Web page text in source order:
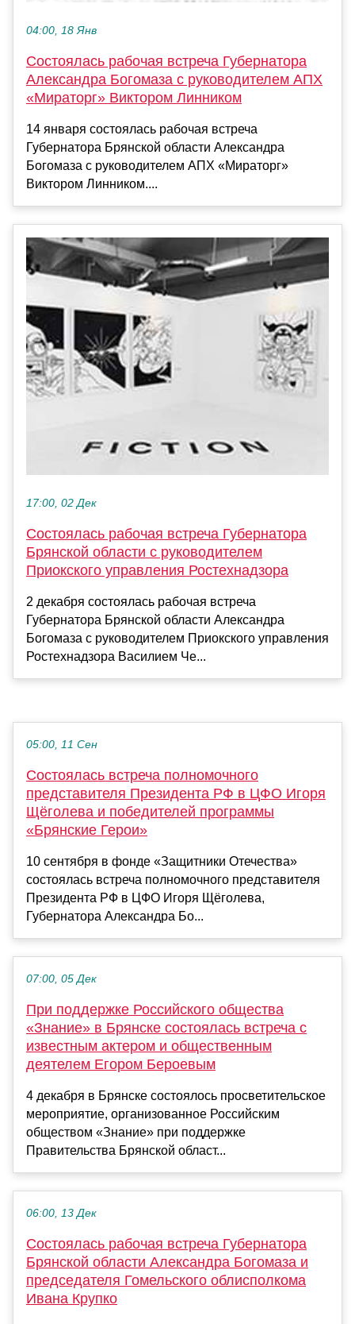
04:00, 18 Янв
Состоялась рабочая встреча Губернатора
Александра Богомаза с руководителем АПХ
«Мираторг» Виктором Линником
14 января состоялась рабочая встреча
Губернатора Брянской области Александра
Богомаза с руководителем АПХ «Мираторг»
Виктором Линником....
17:00, 02 Дек
Состоялась рабочая встреча Губернатора
Брянской области с руководителем
Приокского управления Ростехнадзора
2 декабря состоялась рабочая встреча
Губернатора Брянской области Александра
Богомаза с руководителем Приокского управления
Ростехнадзора Василием Че...
05:00, 11 Сен
Состоялась встреча полномочного
представителя Президента РФ в ЦФО Игоря
Щёголева и победителей программы
«Брянские Герои»
10 сентября в фонде «Защитники Отечества»
состоялась встреча полномочного представителя
Президента РФ в ЦФО Игоря Щёголева,
Губернатора Александра Бо...
07:00, 05 Дек
При поддержке Российского общества
«Знание» в Брянске состоялась встреча с
известным актером и общественным
деятелем Егором Бероевым
4 декабря в Брянске состоялось просветительское
мероприятие, организованное Российским
обществом «Знание» при поддержке
Правительства Брянской област...
06:00, 13 Дек
Состоялась рабочая встреча Губернатора
Брянской области Александра Богомаза и
председателя Гомельского облисполкома
Ивана Крупко